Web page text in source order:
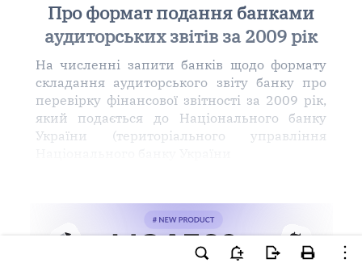
Про формат подання банками
аудиторських звітів за 2009 рік
На численні запити банків щодо формату
складання аудиторського звіту банку про
перевірку фінансової звітності за 2009 рік,
який подається до Національного банку
України (територіального управління